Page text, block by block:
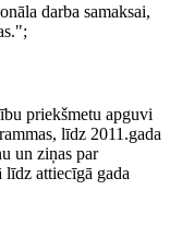
darba samaksai,
priekšmetu apguvi
līdz 2011.gada
un ziņas par
līdz attiecīgā gada